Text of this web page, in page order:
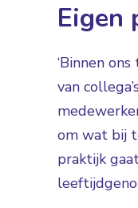
Eigen
‘Binnen
van
om wat bij
praktijk